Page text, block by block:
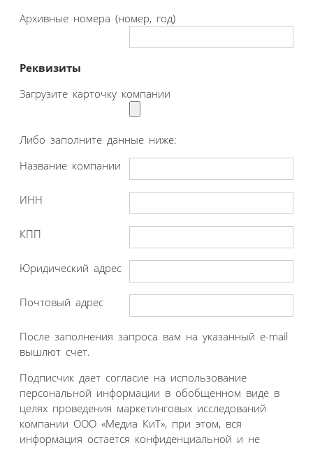
Архивные номера (номер, год)
Реквизиты
Загрузите карточку компании
Либо заполните данные ниже:
Название компании
ИНН
КПП
Юридический адрес
Почтовый адрес
После заполнения запроса вам на указанный e-mail
вышлют счет.
Подписчик дает согласие на использование
персональной информации в обобщенном виде в
целях проведения маркетинговых исследований
компании ООО «Медиа КиТ», при этом, вся
информация остается конфиденциальной и не